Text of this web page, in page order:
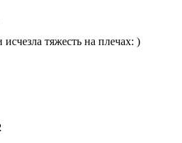
тяжесть на плечах: )